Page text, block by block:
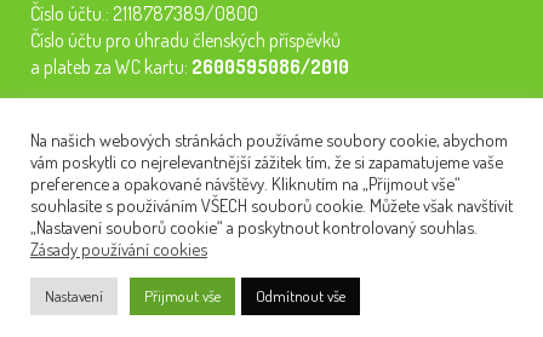
Číslo účtu.: 2118787389/0800
Číslo účtu pro úhradu členských příspěvků
a plateb za WC kartu: 2600595086/2010
semináře, konferenci, plavbu na lodi a WC kartu. Z peněz
tiskneme odborné publikace pro pacienty.
NEWSLETTER
Na našich webových stránkách používáme soubory cookie, abychom
vám poskytli co nejrelevantnější zážitek tím, že si zapamatujeme vaše
preference a opakované návštěvy. Kliknutím na „Přijmout vše“
souhlasíte s používáním VŠECH souborů cookie. Můžete však navštívit
„Nastavení souborů cookie“ a poskytnout kontrolovaný souhlas.
Zásady používání cookies
Nastavení Přijmout vše Odmítnout vše